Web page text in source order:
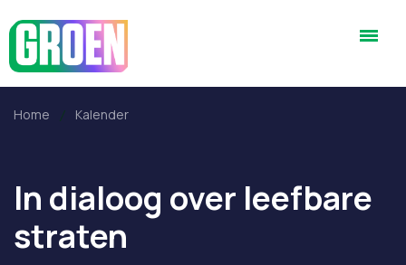
Home Kalender
In dialoog over leefbare
straten